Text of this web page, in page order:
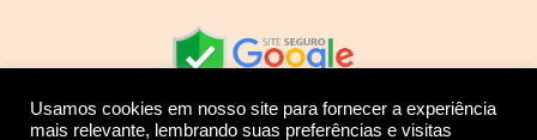
Usamos cookies em nosso site para fornecer a experiência
mais relevante, lembrando suas preferências e visitas